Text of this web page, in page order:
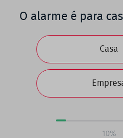
O alarme é para
Casa
10%